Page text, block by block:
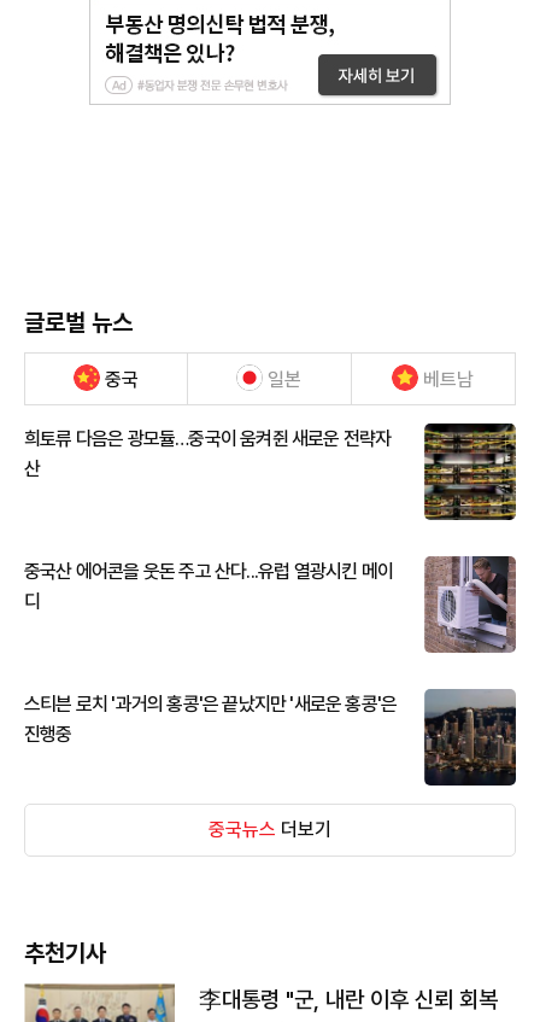
글로벌 뉴스
중국 일본 베트남
희토류 다음은 광모듈…중국이 움켜쥔 새로운 전략자
산
중국산 에어콘을 웃돈 주고 산다...유럽 열광시킨 메이
디
스티븐 로치 '과거의 홍콩'은 끝났지만 '새로운 홍콩'은
진행중
중국뉴스 더보기
추천기사
李대통령 "군, 내란 이후 신뢰 회복